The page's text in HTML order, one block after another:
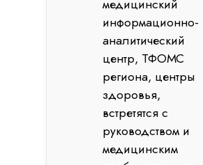
медицинский
информационно-
аналитический
центр, ТФОМС
региона, центры
здоровья,
встретятся с
руководством и
медицинским